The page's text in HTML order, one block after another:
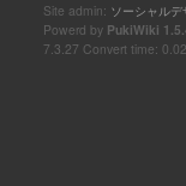
Site admin: ソーシャル
Powerd by PukiWiki
7.3.27 Convert time: